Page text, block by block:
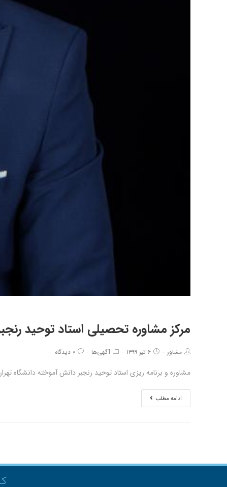
مرکز مشاوره تحصیلی استاد توحید
مشاور ۶ تیر ۱۳۹۹ آگهی‌ها ۰ دیدگاه
مشاوره و برنامه ریزی استاد توحید رنجبر دانش آموخته دانشگاه
ادامه مطلب